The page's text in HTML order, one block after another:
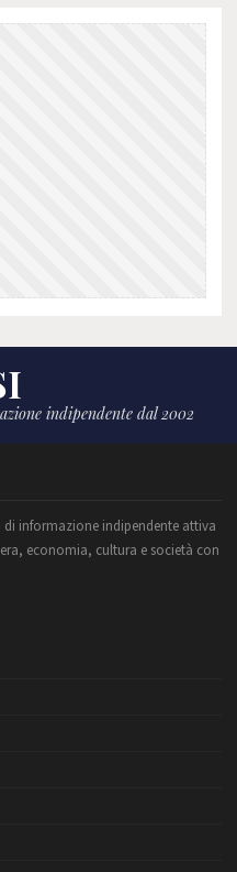
indipendente dal 2002
di informazione indipendente attiva
economia, cultura e società con